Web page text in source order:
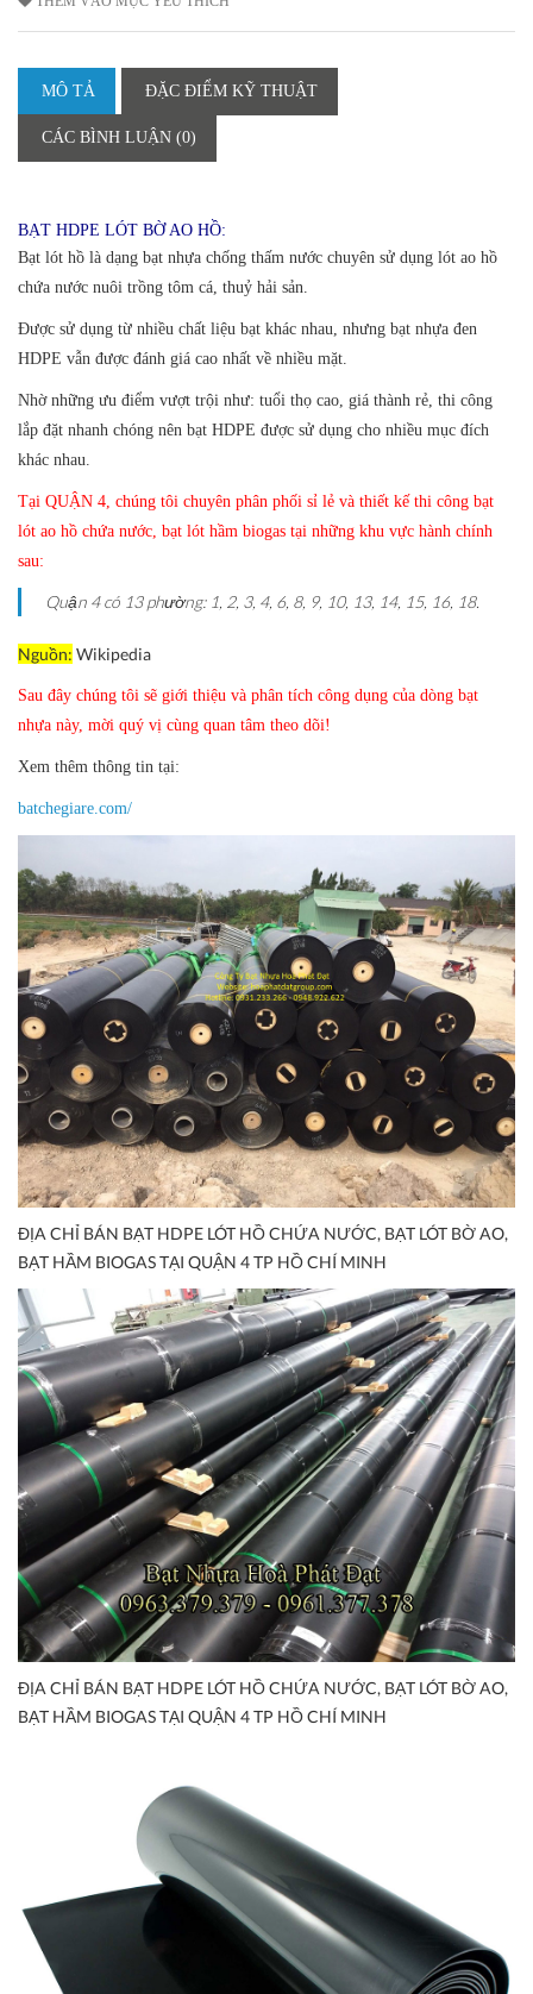
MÔ TẢ ĐẶC ĐIỂM KỸ THUẬT
CÁC BÌNH LUẬN (0)
BẠT HDPE LÓT BỜ AO HỒ:
Bạt lót hồ là dạng bạt nhựa chống thấm nước chuyên sử dụng lót ao hồ
chứa nước nuôi trồng tôm cá, thuỷ hải sản.
Được sử dụng từ nhiều chất liệu bạt khác nhau, nhưng bạt nhựa đen
HDPE vẫn được đánh giá cao nhất về nhiều mặt.
Nhờ những ưu điểm vượt trội như: tuổi thọ cao, giá thành rẻ, thi công
lắp đặt nhanh chóng nên bạt HDPE được sử dụng cho nhiều mục đích
khác nhau.
Tại QUẬN 4, chúng tôi chuyên phân phối sỉ lẻ và thiết kế thi công bạt
lót ao hồ chứa nước, bạt lót hầm biogas tại những khu vực hành chính
sau:
Quận 4 có 13 phường: 1, 2, 3, 4, 6, 8, 9, 10, 13, 14, 15, 16, 18.
Nguồn: Wikipedia
Sau đây chúng tôi sẽ giới thiệu và phân tích công dụng của dòng bạt
nhựa này, mời quý vị cùng quan tâm theo dõi!
Xem thêm thông tin tại:
batchegiare.com/
ĐỊA CHỈ BÁN BẠT HDPE LÓT HỒ CHỨA NƯỚC, BẠT LÓT BỜ AO,
BẠT HẦM BIOGAS TẠI QUẬN 4 TP HỒ CHÍ MINH
ĐỊA CHỈ BÁN BẠT HDPE LÓT HỒ CHỨA NƯỚC, BẠT LÓT BỜ AO,
BẠT HẦM BIOGAS TẠI QUẬN 4 TP HỒ CHÍ MINH